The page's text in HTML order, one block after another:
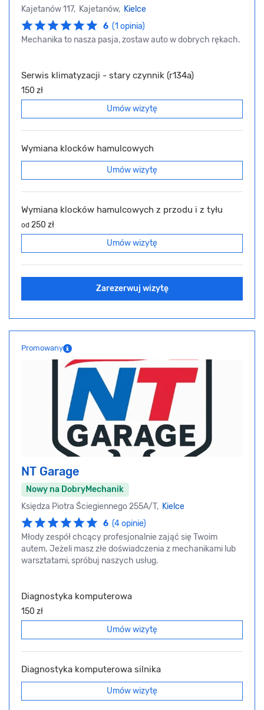
Kajetanów 117, Kajetanów, Kielce
6 (1 opinia)
Mechanika to nasza pasja, zostaw auto w dobrych rękach.
Serwis klimatyzacji - stary czynnik (r134a)
150 zł
Umów wizytę
Wymiana klocków hamulcowych
Umów wizytę
Wymiana klocków hamulcowych z przodu i z tyłu
od 250 zł
Umów wizytę
Zarezerwuj wizytę
Promowany
NT Garage
Nowy na DobryMechanik
Księdza Piotra Ściegiennego 255A/T, Kielce
6 (4 opinie)
Młody zespół chcący profesjonalnie zająć się Twoim
autem. Jeżeli masz złe doświadczenia z mechanikami lub
warsztatami, spróbuj naszych usług.
Diagnostyka komputerowa
150 zł
Umów wizytę
Diagnostyka komputerowa silnika
Umów wizytę